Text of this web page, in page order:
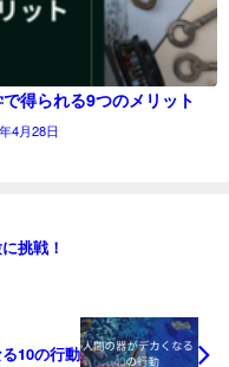
得られる9つのメリット
4月28日
挑戦！
10の行動